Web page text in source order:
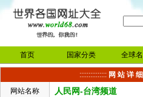
首页 国家分类 全球
::::::::::::::: 网 站 详
网站名称
人民网-台湾频道